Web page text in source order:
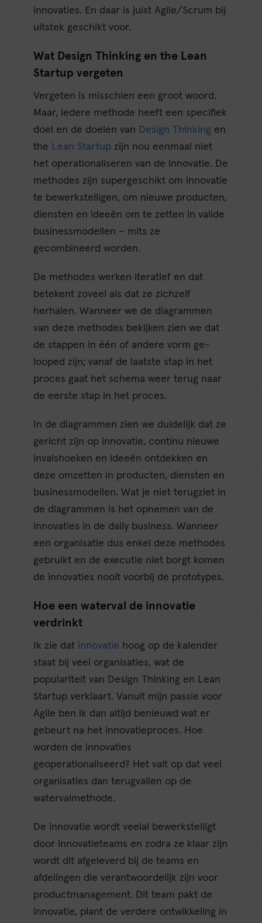
innovaties. En daar is juist Agile/Scrum bij
uitstek geschikt voor.
Wat Design Thinking en the Lean
Startup vergeten
Vergeten is misschien een groot woord.
Maar, iedere methode heeft een specifiek
doel en de doelen van Design Thinking en
the Lean Startup zijn nou eenmaal niet
het operationaliseren van de innovatie. De
methodes zijn supergeschikt om innovatie
te bewerkstelligen, om nieuwe producten,
diensten en ideeën om te zetten in valide
businessmodellen – mits ze
gecombineerd worden.
De methodes werken iteratief en dat
betekent zoveel als dat ze zichzelf
herhalen. Wanneer we de diagrammen
van deze methodes bekijken zien we dat
de stappen in één of andere vorm ge-
looped zijn; vanaf de laatste stap in het
proces gaat het schema weer terug naar
de eerste stap in het proces.
In de diagrammen zien we duidelijk dat ze
gericht zijn op innovatie, continu nieuwe
invalshoeken en ideeën ontdekken en
deze omzetten in producten, diensten en
businessmodellen. Wat je niet terugziet in
de diagrammen is het opnemen van de
innovaties in de daily business. Wanneer
een organisatie dus enkel deze methodes
gebruikt en de executie niet borgt komen
de innovaties nooit voorbij de prototypes.
Hoe een waterval de innovatie
verdrinkt
Ik zie dat innovatie hoog op de kalender
staat bij veel organisaties, wat de
populariteit van Design Thinking en Lean
Startup verklaart. Vanuit mijn passie voor
Agile ben ik dan altijd benieuwd wat er
gebeurt na het innovatieproces. Hoe
worden de innovaties
geoperationaliseerd? Het valt op dat veel
organisaties dan terugvallen op de
watervalmethode.
De innovatie wordt veelal bewerkstelligt
door innovatieteams en zodra ze klaar zijn
wordt dit afgeleverd bij de teams en
afdelingen die verantwoordelijk zijn voor
productmanagement. Dit team pakt de
innovatie, plant de verdere ontwikkeling in